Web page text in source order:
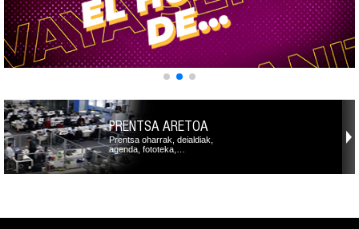
PRENTSA ARETOA
Prentsa oharrak, deialdiak,
agenda, fototeka,…